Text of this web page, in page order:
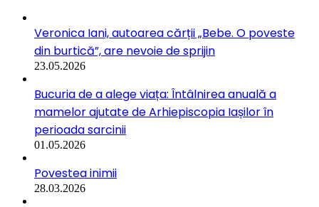
Veronica Iani, autoarea cărții „Bebe. O poveste
din burtică”, are nevoie de sprijin
23.05.2026
Bucuria de a alege viața: Întâlnirea anuală a
mamelor ajutate de Arhiepiscopia Iașilor în
perioada sarcinii
01.05.2026
Povestea inimii
28.03.2026